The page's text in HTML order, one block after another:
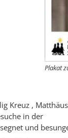
Plakat
Kreuz , Matthäus
in der
und